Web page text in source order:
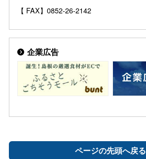
【 FAX】0852-26-2142
企業広告
ページの先頭へ戻る